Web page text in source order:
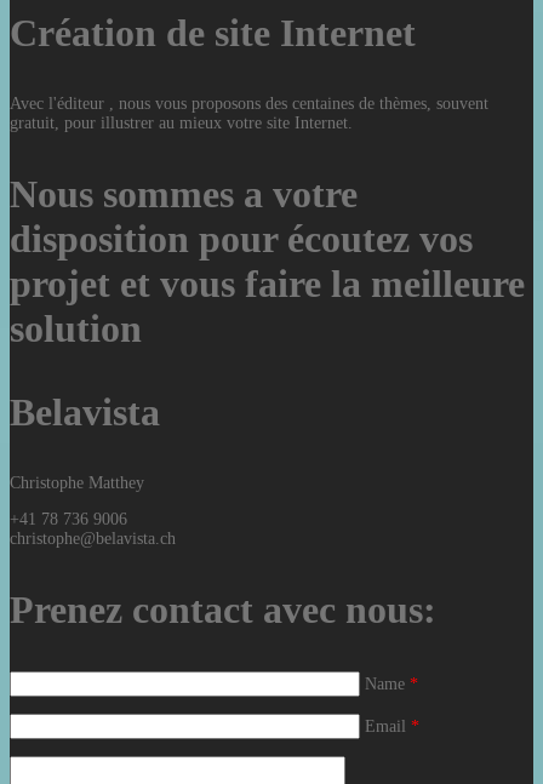
Création de site Internet
Avec l'éditeur , nous vous proposons des centaines de thèmes, souvent
gratuit, pour illustrer au mieux votre site Internet.
Nous sommes a votre
disposition pour écoutez vos
projet et vous faire la meilleure
solution
Belavista
Christophe Matthey
+41 78 736 9006
christophe@belavista.ch
Prenez contact avec nous:
Name *
Email *